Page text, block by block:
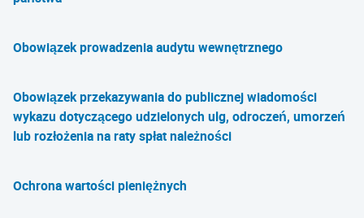
Obowiązek prowadzenia audytu wewnętrznego
Obowiązek przekazywania do publicznej wiadomości
wykazu dotyczącego udzielonych ulg, odroczeń, umorzeń
lub rozłożenia na raty spłat należności
Ochrona wartości pieniężnych